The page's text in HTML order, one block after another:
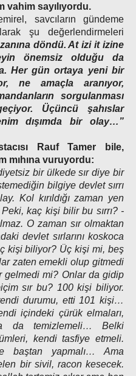
vahim sayılıyordu.
savcıların gündeme
şu değerlendirmeleri
döndü. At izi it izine
önemsiz olduğu da
Her gün ortaya yeni bir
ne amaçla aranıyor,
sorgulanması
Üçüncü şahıslar
dışımda bir olay…”
Rauf Tamer bile,
mıhına vuruyordu:
bir ülkede sır diye bir
bilgiye devlet sırrı
Kol kırıldığı zaman yen
kaç kişi bilir bu sırrı? -
O zaman sır olmaktan
devlet sırlarını koskoca
kişi biliyor? Üç kişi mi, beş
zaten emekli olup gitmedi
gelmedi mi? Onlar da gidip
sır bu? 100 kişi biliyor.
durumu, etti 101 kişi…
içindeki çürük elmaları,
da temizlemeli… Belki
kendi tasfiye etmeli.
baştan yapmalı… Ama
bir sivil, racon kesecek.